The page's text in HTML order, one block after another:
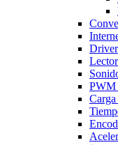
Driver
PWM